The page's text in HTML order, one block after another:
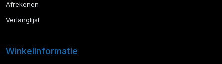
Afrekenen
Verlanglijst
Winkelinformatie